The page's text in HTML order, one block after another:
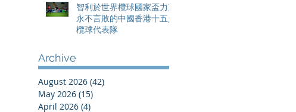
智利於世界欖球國家盃力克
永不言敗的中國香港十五人
欖球代表隊
Archive
August 2026 (42)
May 2026 (15)
April 2026 (4)